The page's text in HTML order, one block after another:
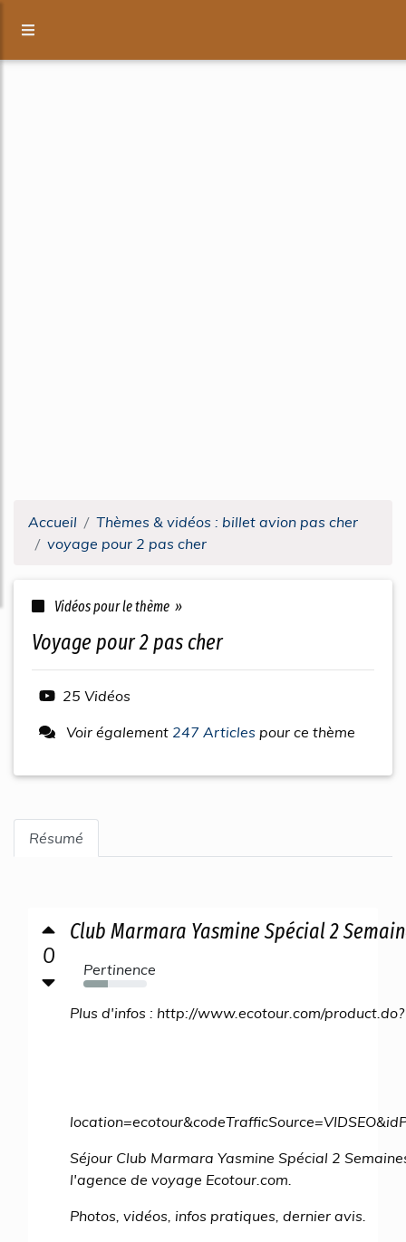
Accueil
Thèmes & vidéos : billet avion pas cher
voyage pour 2 pas cher
Vidéos pour le thème »
voyage pour 2 pas cher
25 Vidéos
Voir également 247 Articles pour ce thème
Résumé
0
Club Marmara Yasmine Spécial 2
Pertinence
39%
Plus d'infos : http://www.ecotour.com/product.do?
Séjour Club Marmara Yasmine Spécial 2
l'agence de voyage Ecotour.com.
Photos, vidéos, infos pratiques, dernier avis.